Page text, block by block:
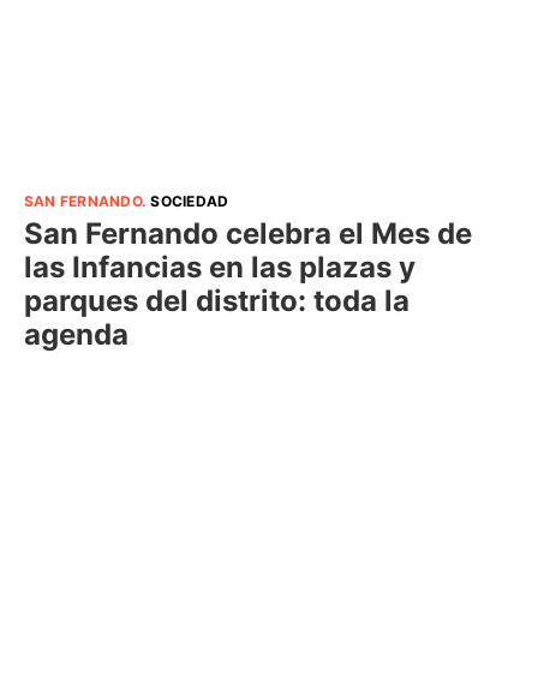
SAN FERNANDO.SOCIEDAD
San Fernando celebra el Mes de
las Infancias en las plazas y
parques del distrito: toda la
agenda